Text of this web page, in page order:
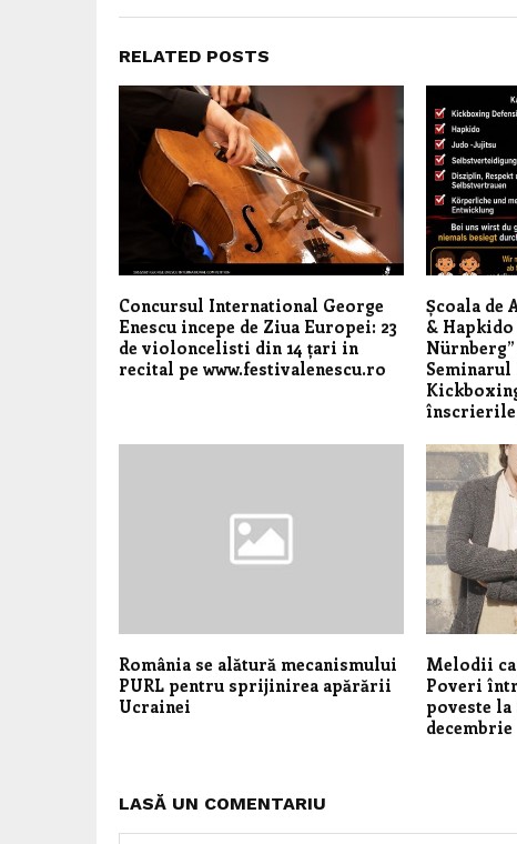
RELATED POSTS
Concursul International George
Enescu incepe de Ziua Europei: 23
de violoncelisti din 14 țari in
recital pe www.festivalenescu.ro
Școala de
&
înscrierile
România se alătură mecanismului
PURL pentru sprijinirea apărării
Ucrainei
Melodii
Poveri
poveste la
decembrie
LASĂ UN COMENTARIU